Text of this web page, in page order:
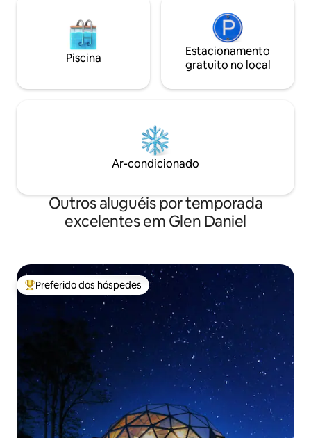
Piscina
Estacionamento
gratuito no local
Ar-condicionado
Outros aluguéis por temporada
excelentes em Glen Daniel
Entre os melhores preferidos dos hóspedes
Preferido dos hóspedes